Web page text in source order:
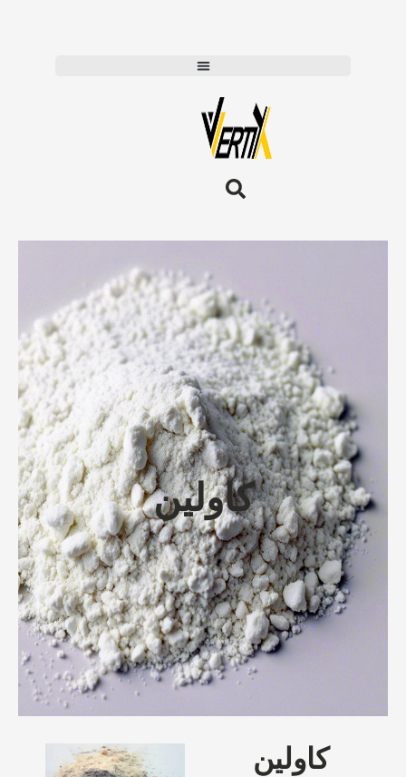
كاولين
كاولين